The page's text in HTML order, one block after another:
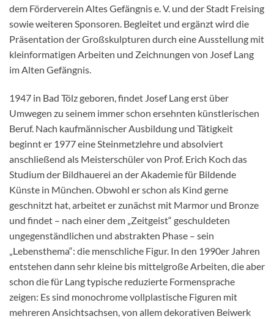
dem Förderverein Altes Gefängnis e. V. und der Stadt Freising
sowie weiteren Sponsoren. Begleitet und ergänzt wird die
Präsentation der Großskulpturen durch eine Ausstellung mit
kleinformatigen Arbeiten und Zeichnungen von Josef Lang
im Alten Gefängnis.
1947 in Bad Tölz geboren, findet Josef Lang erst über
Umwegen zu seinem immer schon ersehnten künstlerischen
Beruf. Nach kaufmännischer Ausbildung und Tätigkeit
beginnt er 1977 eine Steinmetzlehre und absolviert
anschließend als Meisterschüler von Prof. Erich Koch das
Studium der Bildhauerei an der Akademie für Bildende
Künste in München. Obwohl er schon als Kind gerne
geschnitzt hat, arbeitet er zunächst mit Marmor und Bronze
und findet – nach einer dem „Zeitgeist“ geschuldeten
ungegenständlichen und abstrakten Phase – sein
„Lebensthema“: die menschliche Figur. In den 1990er Jahren
entstehen dann sehr kleine bis mittelgroße Arbeiten, die aber
schon die für Lang typische reduzierte Formensprache
zeigen: Es sind monochrome vollplastische Figuren mit
mehreren Ansichtsachsen, von allem dekorativen Beiwerk